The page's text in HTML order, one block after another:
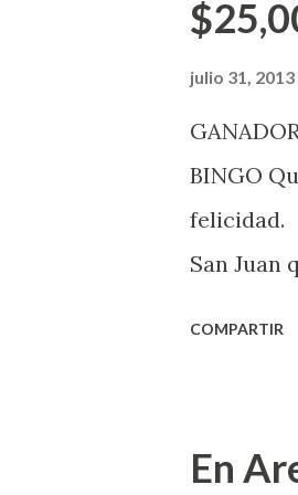
mismo se
de la
julio 31, 2013
BINGO
felicidad.
San Juan
la
COMPARTIR
En